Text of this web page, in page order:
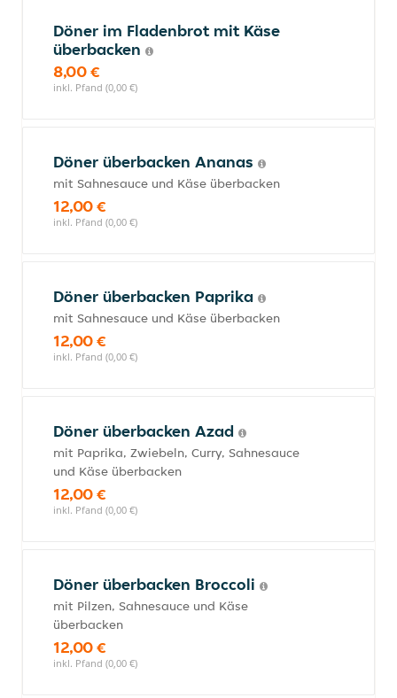
Döner im Fladenbrot mit Käse
überbacken
8,00 €
inkl. Pfand (0,00 €)
Döner überbacken Ananas
mit Sahnesauce und Käse überbacken
12,00 €
inkl. Pfand (0,00 €)
Döner überbacken Paprika
mit Sahnesauce und Käse überbacken
12,00 €
inkl. Pfand (0,00 €)
Döner überbacken Azad
mit Paprika, Zwiebeln, Curry, Sahnesauce
und Käse überbacken
12,00 €
inkl. Pfand (0,00 €)
Döner überbacken Broccoli
mit Pilzen, Sahnesauce und Käse
überbacken
12,00 €
inkl. Pfand (0,00 €)